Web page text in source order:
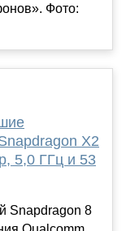
Фото:
X2
5,0 ГГц и 53
Snapdragon 8